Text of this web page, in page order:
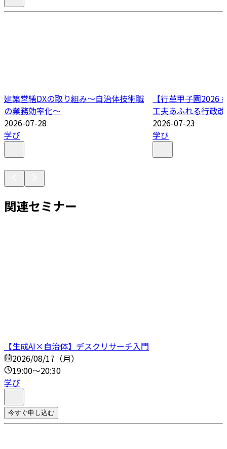
建築営繕DXの取り組み～自治体技術職
の業務効率化～
2026-07-28
学び
【行革甲子園2026
工夫あふれる行政
2026-07-23
学び
関連セミナー
【生成AI×自治体】デスクリサーチ入門
2026/08/17（月）
19:00～20:30
学び
今すぐ申し込む